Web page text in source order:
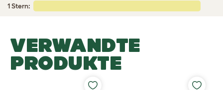
1 Stern:
VERWANDTE
PRODUKTE